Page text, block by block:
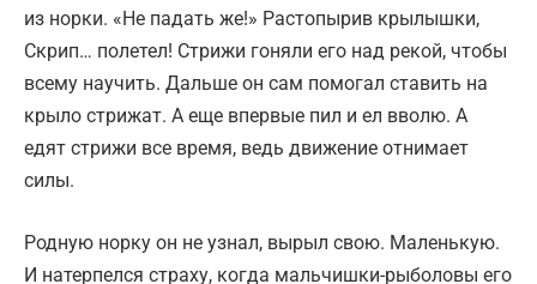
из норки. «Не падать же!» Растопырив крылышки,
Скрип… полетел! Стрижи гоняли его над рекой, чтобы
всему научить. Дальше он сам помогал ставить на
крыло стрижат. А еще впервые пил и ел вволю. А
едят стрижи все время, ведь движение отнимает
силы.
Родную норку он не узнал, вырыл свою. Маленькую.
И натерпелся страху, когда мальчишки-рыболовы его